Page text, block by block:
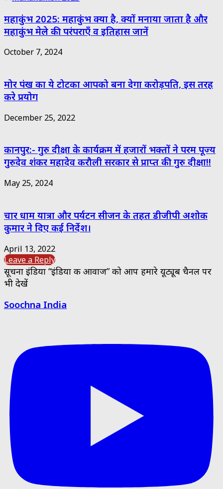
महाकुंभ 2025: महाकुंभ क्या है, क्यों मनाया जाता है और
महाकुंभ मेले की परंपराएँ व इतिहास जानें
October 7, 2024
मोर पंख का ये टोटका आपको बना देगा करोड़पति, इस तरह
करे प्रयोग
December 25, 2022
कानपुर:- गुरु दीक्षा के कार्यक्रम में हजारों भक्तों ने परम पूज्य
गुरुदेव शंकर महादेव करौली सरकार से प्राप्त की गुरु दीक्षा!!
May 25, 2024
चार धाम यात्रा और पर्यटन सीजन के तहत डीजीपी अशोक
कुमार ने दिए कई निर्देश।
April 13, 2022
Leave a Reply
सूचना इंडिया “इंडिया की आवाज” को आप हमारे यूट्यूब चैनल पर
भी देखें
Soochna India